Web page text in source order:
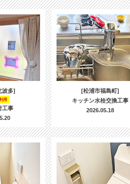
波多]
用
工事
[松浦市福島町]
キッチン水栓交換工事
2026.05.18